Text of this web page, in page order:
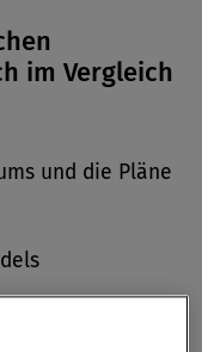
im Vergleich
und die Pläne